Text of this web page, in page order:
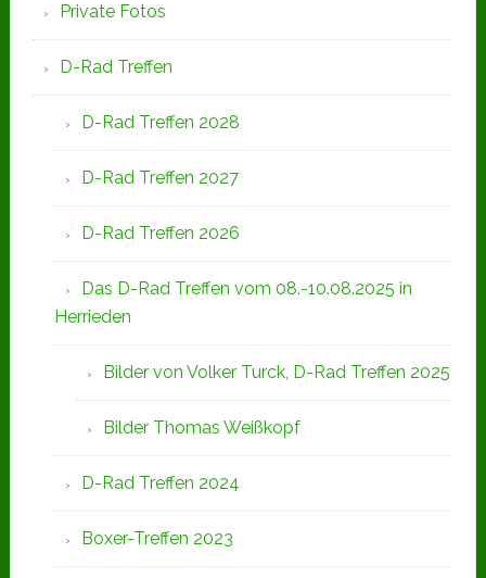
Private Fotos
D-Rad Treffen
D-Rad Treffen 2028
D-Rad Treffen 2027
D-Rad Treffen 2026
Das D-Rad Treffen vom 08.-10.08.2025 in
Herrieden
Bilder von Volker Turck, D-Rad Treffen 2025
Bilder Thomas Weißkopf
D-Rad Treffen 2024
Boxer-Treffen 2023